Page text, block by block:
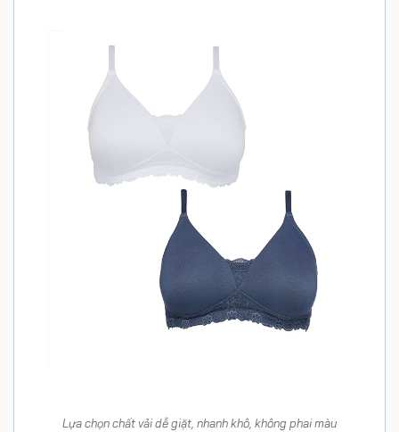
Lựa chọn chất vải dễ giặt, nhanh khô, không phai màu